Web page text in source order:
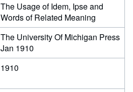
The Usage of Idem, Ipse and
Words of Related Meaning
The University Of Michigan Press
Jan 1910
1910